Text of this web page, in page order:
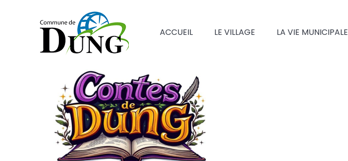
ACCUEIL LE VILLAGE LA VIE MUNICIPALE